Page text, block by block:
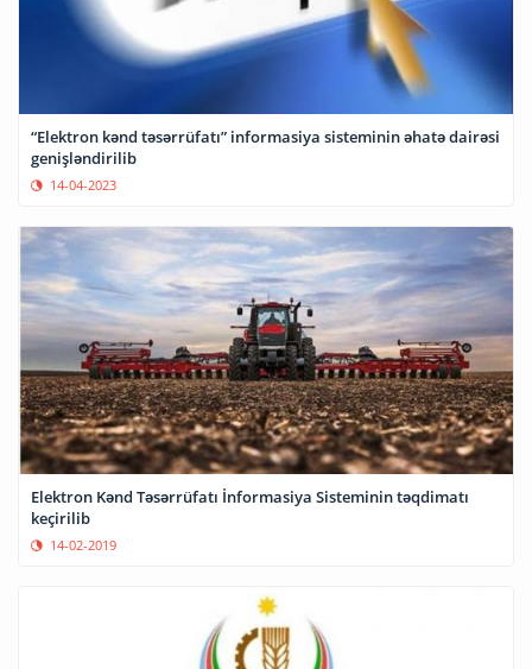
“Elektron kənd təsərrüfatı” informasiya sisteminin əhatə dairəsi
genişləndirilib
14-04-2023
Elektron Kənd Təsərrüfatı İnformasiya Sisteminin təqdimatı
keçirilib
14-02-2019